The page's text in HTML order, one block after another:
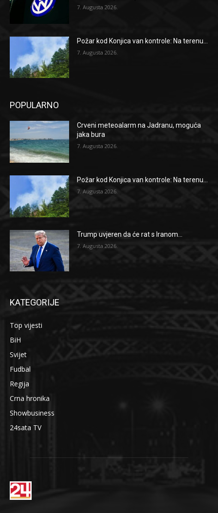
7. Augusta 2026.
Požar kod Konjica van kontrole: Na terenu...
7. Augusta 2026.
POPULARNO
Crveni meteoalarm na Jadranu, moguća
jaka bura
7. Augusta 2026.
Požar kod Konjica van kontrole: Na terenu...
7. Augusta 2026.
Trump uvjeren da će rat s Iranom...
7. Augusta 2026.
KATEGORIJE
Top vijesti
BiH
Svijet
Fudbal
Regija
Crna hronika
Showbusiness
24sata TV